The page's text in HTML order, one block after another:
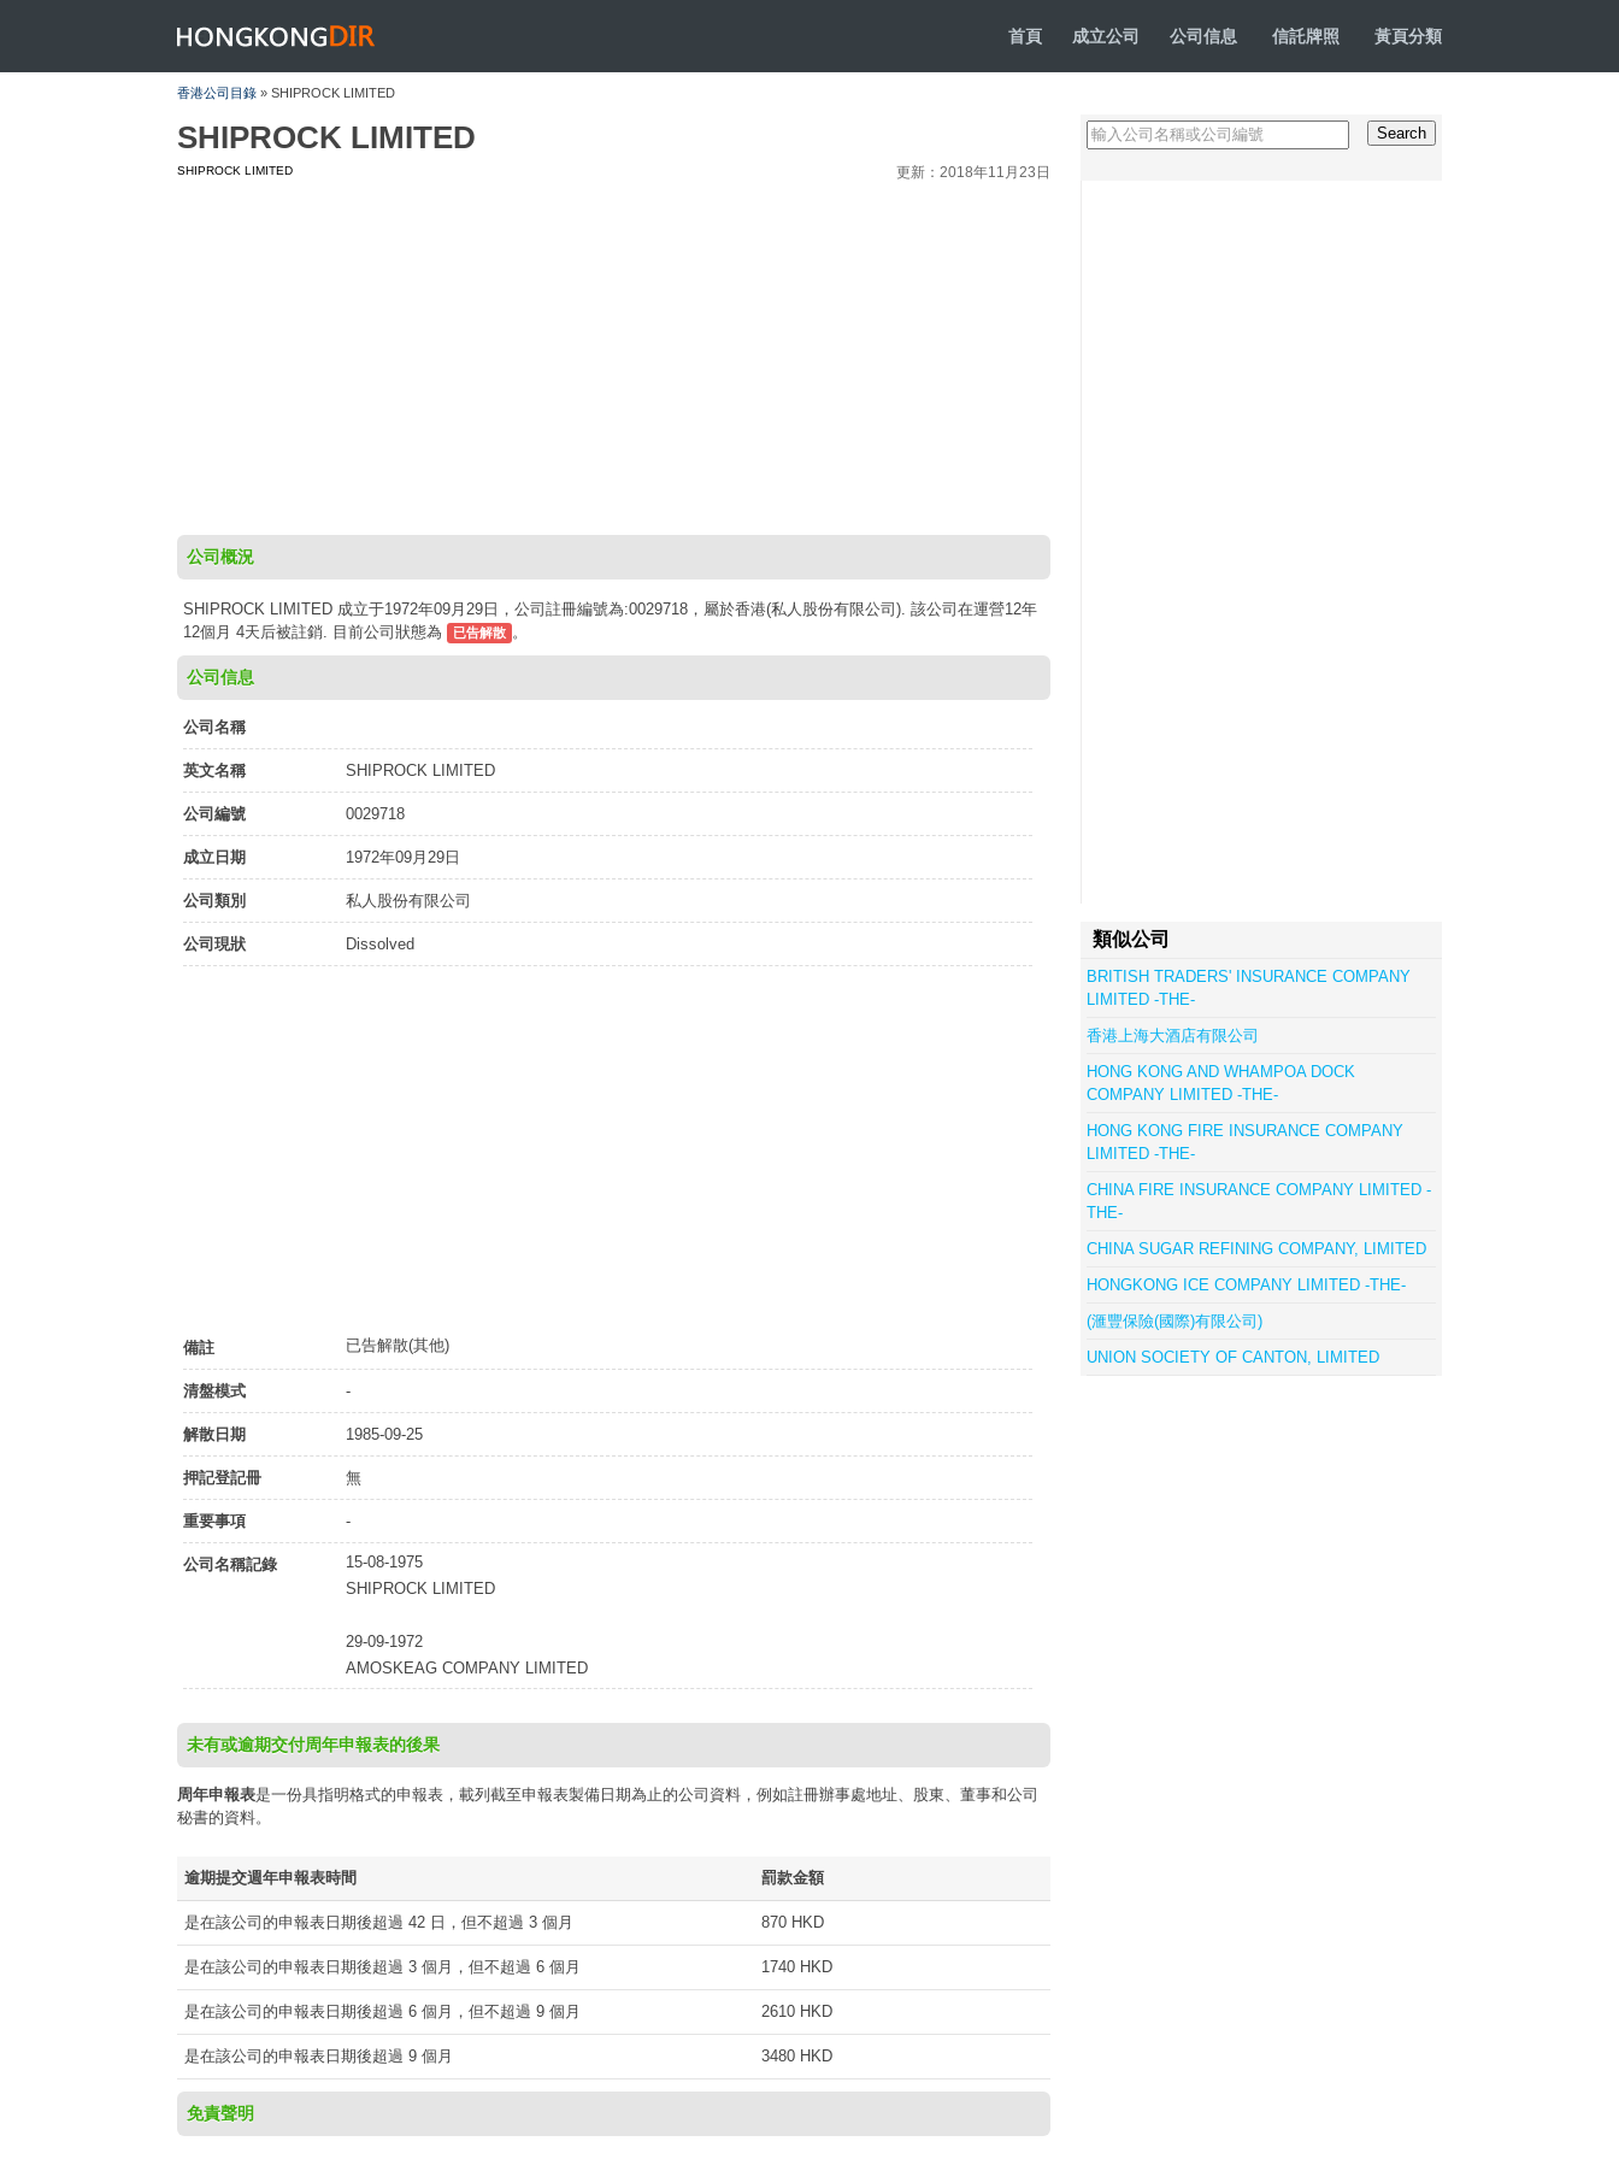
HONGKONGDIR 首頁 成立公司 公司信息 信託牌照 黃頁分類
香港公司目錄 » SHIPROCK LIMITED
SHIPROCK LIMITED
SHIPROCK LIMITED 更新：2018年11月23日
公司概況
SHIPROCK LIMITED 成立于1972年09月29日，公司註冊編號為:0029718，屬於香港(私人股份有限公司). 該公司在運營12年
12個月 4天后被註銷. 目前公司狀態為
已告解散 。
公司信息
公司名稱
英文名稱 SHIPROCK LIMITED
公司編號 0029718
成立日期 1972年09月29日
公司類別 私人股份有限公司
公司現狀 Dissolved
備註 已告解散(其他)
清盤模式 -
解散日期 1985-09-25
押記登記冊 無
重要事項 -
公司名稱記錄
15-08-1975
SHIPROCK LIMITED
29-09-1972
AMOSKEAG COMPANY LIMITED
未有或逾期交付周年申報表的後果
周年申報表是一份具指明格式的申報表，載列截至申報表製備日期為止的公司資料，例如註冊辦事處地址、股東、董事和公司
秘書的資料。
逾期提交週年申報表時間 罰款金額
是在該公司的申報表日期後超過 42 日，但不超過 3 個月 870 HKD
是在該公司的申報表日期後超過 3 個月，但不超過 6 個月 1740 HKD
是在該公司的申報表日期後超過 6 個月，但不超過 9 個月 2610 HKD
是在該公司的申報表日期後超過 9 個月 3480 HKD
免責聲明
類似公司
BRITISH TRADERS' INSURANCE COMPANY
LIMITED -THE-
香港上海大酒店有限公司
HONG KONG AND WHAMPOA DOCK
COMPANY LIMITED -THE-
HONG KONG FIRE INSURANCE COMPANY
LIMITED -THE-
CHINA FIRE INSURANCE COMPANY LIMITED -
THE-
CHINA SUGAR REFINING COMPANY, LIMITED
HONGKONG ICE COMPANY LIMITED -THE-
(滙豐保險(國際)有限公司)
UNION SOCIETY OF CANTON, LIMITED